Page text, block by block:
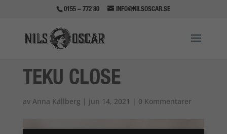
0155 – 772 80 INFO@NILSOSCAR.SE
TEKU CLOSE
av Anna Källberg | jun 14, 2021 | 0 Kommentarer